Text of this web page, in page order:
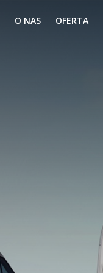
(current)
O NAS OFERTA